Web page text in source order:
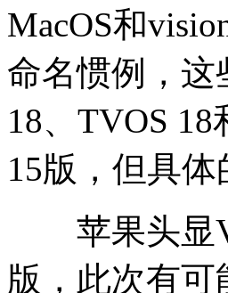
MacOS和
命名惯例，这
18、TVOS 18
15版，但具
苹果头显
版，此次有可